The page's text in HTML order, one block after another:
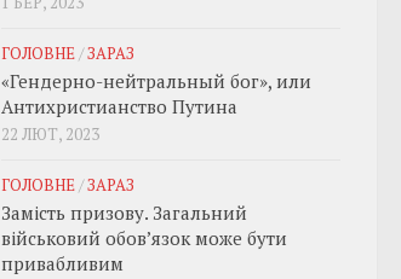
ГОЛОВНЕ/ЗАРАЗ
«Гендерно-нейтральный бог», или
Антихристианство Путина
22 ЛЮТ, 2023
ГОЛОВНЕ/ЗАРАЗ
Замість призову. Загальний
військовий обовʼязок може бути
привабливим